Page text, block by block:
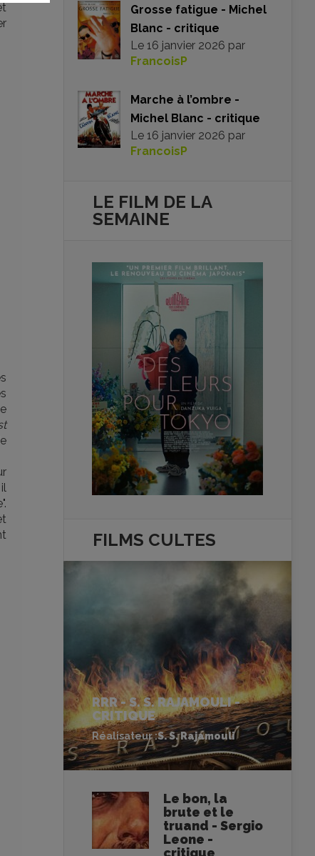
Grosse fatigue - Michel
Blanc - critique
Le 16 janvier 2026 par
FrancoisP
Marche à l’ombre -
Michel Blanc - critique
Le 16 janvier 2026 par
FrancoisP
LE FILM DE LA
SEMAINE
FILMS CULTES
RRR - S. S. RAJAMOULI -
CRITIQUE
Réalisateur :S. S. Rajamouli
Le bon, la
brute et le
truand - Sergio
Leone -
critique